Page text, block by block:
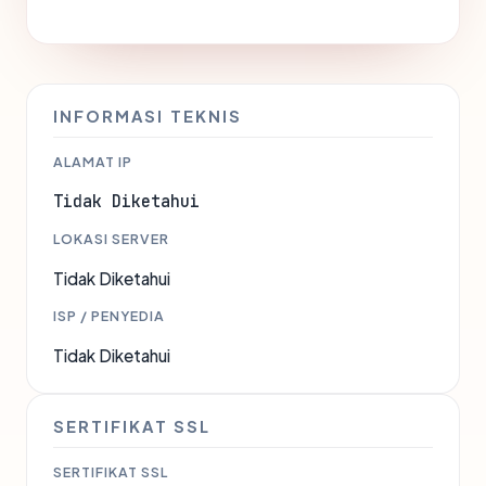
INFORMASI TEKNIS
ALAMAT IP
Tidak Diketahui
LOKASI SERVER
Tidak Diketahui
ISP / PENYEDIA
Tidak Diketahui
SERTIFIKAT SSL
SERTIFIKAT SSL